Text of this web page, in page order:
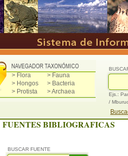
> Flora
> Fauna
> Hongos
> Bacteria
> Protista
> Archaea
Ejs.:
/
FUENTES BIBLIOGRAFICAS
BUSCAR FUENTE